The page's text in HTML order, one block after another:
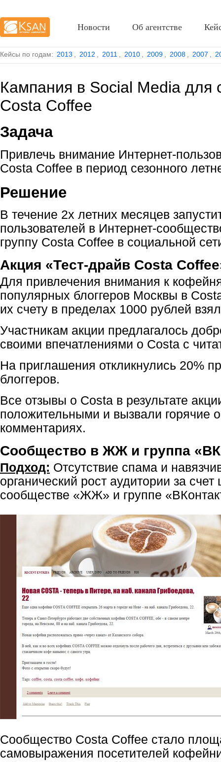
Кейсы по годам: 2013 2012 2011 2010 2009 2008 2007
Кампания в Social Media для
Costa Coffee
Задача
Привлечь внимание Интернет-
Costa Coffee в период сезонного
Решение
В течение 2х летних месяцев
пользователей в Интернет-
группу Costa Coffee в социальной
Акция «Тест-драйв Costa
Для привлечения внимания к
популярных блоггеров Москвы в
их счету в пределах 1000 рублей
Участникам акции предлагалось
своими впечатлениями о Costa с
На приглашения откликнулись 20%
блоггеров.
Все отзывы о Costa в результате
положительными и вызвали горячие
комментариях.
Сообщество в ЖЖ и группа
Подход: Отсутствие спама и
органический рост аудитории за счет
сообществе «ЖЖ» и группе
Сообщество Costa Coffee стало
самовыражения посетителей
Новости Об агентстве